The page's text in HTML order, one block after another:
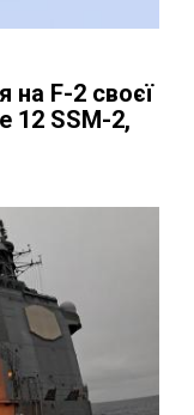
на F-2 своєї
12 SSM-2,